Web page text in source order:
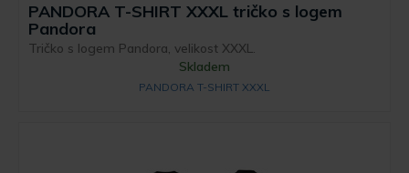
PANDORA T-SHIRT XXXL tričko s logem
Pandora
Tričko s logem Pandora, velikost XXXL.
Skladem
PANDORA T-SHIRT XXXL